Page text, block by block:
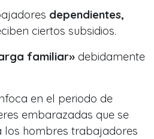
dependientes,
ciertos subsidios.
familiar» debidamente
en el periodo de
embarazadas que se
los hombres trabajadores